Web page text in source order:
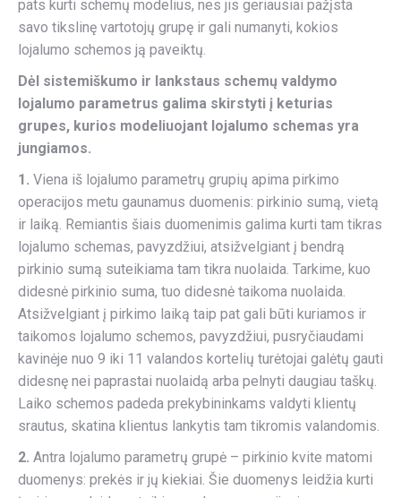
pats kurti schemų modelius, nes jis geriausiai pažįsta
savo tikslinę vartotojų grupę ir gali numanyti, kokios
lojalumo schemos ją paveiktų.
Dėl sistemiškumo ir lankstaus schemų valdymo
lojalumo parametrus galima skirstyti į keturias
grupes, kurios modeliuojant lojalumo schemas yra
jungiamos.
1. Viena iš lojalumo parametrų grupių apima pirkimo
operacijos metu gaunamus duomenis: pirkinio sumą, vietą
ir laiką. Remiantis šiais duomenimis galima kurti tam tikras
lojalumo schemas, pavyzdžiui, atsižvelgiant į bendrą
pirkinio sumą suteikiama tam tikra nuolaida. Tarkime, kuo
didesnė pirkinio suma, tuo didesnė taikoma nuolaida.
Atsižvelgiant į pirkimo laiką taip pat gali būti kuriamos ir
taikomos lojalumo schemos, pavyzdžiui, pusryčiaudami
kavinėje nuo 9 iki 11 valandos kortelių turėtojai galėtų gauti
didesnę nei paprastai nuolaidą arba pelnyti daugiau taškų.
Laiko schemos padeda prekybininkams valdyti klientų
srautus, skatina klientus lankytis tam tikromis valandomis.
2. Antra lojalumo parametrų grupė – pirkinio kvite matomi
duomenys: prekės ir jų kiekiai. Šie duomenys leidžia kurti